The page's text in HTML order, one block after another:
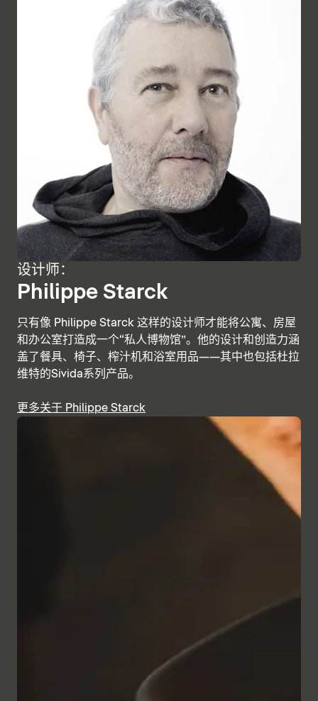
设计师：
Philippe Starck
只有像 Philippe Starck 这样的设计师才能将公寓、房屋
和办公室打造成一个“私人博物馆”。他的设计和创造力涵
盖了餐具、椅子、榨汁机和浴室用品——其中也包括杜拉
维特的Sivida系列产品。
更多关于 Philippe Starck